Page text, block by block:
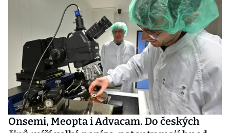
Onsemi, Meopta i Advacam. Do českých